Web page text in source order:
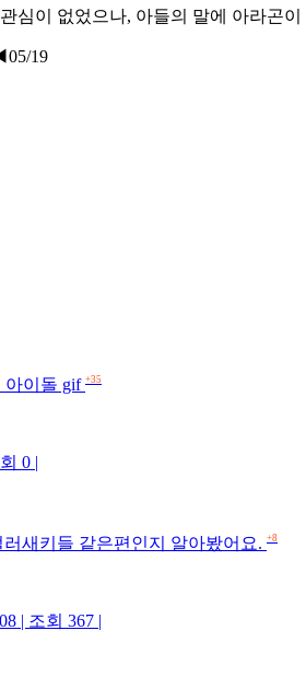
심이 없었으나, 아들의 말에 아라곤
05/19
아이돌 gif +35
0 |
새키들 같은편인지 알아봤어요. +8
| 조회 367 |